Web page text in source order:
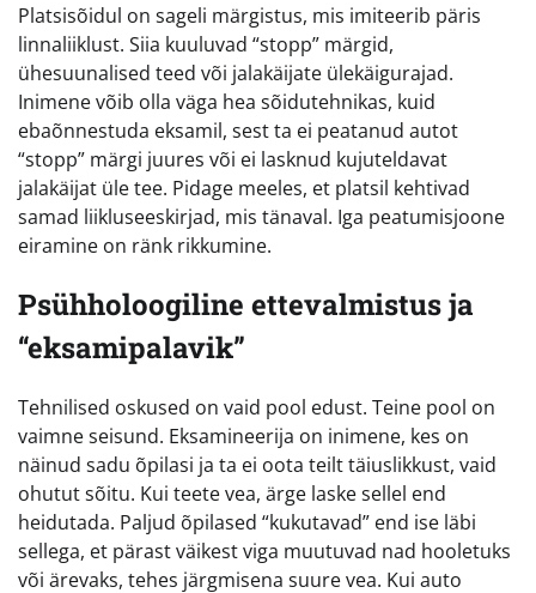
Platsisõidul on sageli märgistus, mis imiteerib päris
linnaliiklust. Siia kuuluvad “stopp” märgid,
ühesuunalised teed või jalakäijate ülekäigurajad.
Inimene võib olla väga hea sõidutehnikas, kuid
ebaõnnestuda eksamil, sest ta ei peatanud autot
“stopp” märgi juures või ei lasknud kujuteldavat
jalakäijat üle tee. Pidage meeles, et platsil kehtivad
samad liikluseeskirjad, mis tänaval. Iga peatumisjoone
eiramine on ränk rikkumine.
Psühholoogiline ettevalmistus ja
“eksamipalavik”
Tehnilised oskused on vaid pool edust. Teine pool on
vaimne seisund. Eksamineerija on inimene, kes on
näinud sadu õpilasi ja ta ei oota teilt täiuslikkust, vaid
ohutut sõitu. Kui teete vea, ärge laske sellel end
heidutada. Paljud õpilased “kukutavad” end ise läbi
sellega, et pärast väikest viga muutuvad nad hooletuks
või ärevaks, tehes järgmisena suure vea. Kui auto